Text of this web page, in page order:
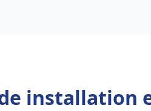
installation